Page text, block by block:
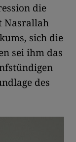
die
Nasrallah
sich die
sei ihm das
des